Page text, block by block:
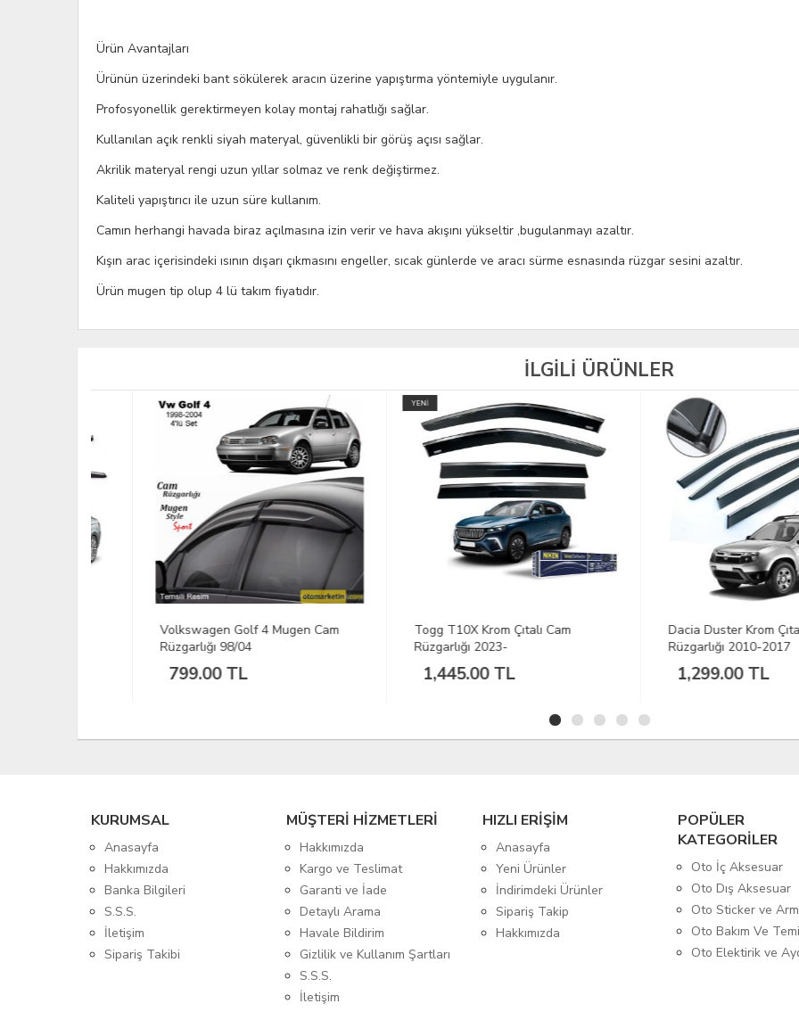
Ürün Avantajları
Ürünün üzerindeki bant sökülerek aracın üzerine yapıştırma yöntemiyle uygulanır.
Profosyonellik gerektirmeyen kolay montaj rahatlığı sağlar.
Kullanılan açık renkli siyah materyal, güvenlikli bir görüş açısı sağlar.
Akrilik materyal rengi uzun yıllar solmaz ve renk değiştirmez.
Kaliteli yapıştırıcı ile uzun süre kullanım.
Camın herhangi havada biraz açılmasına izin verir ve hava akışını yükseltir ,bugulanmayı azaltır.
Kışın arac içerisindeki ısının dışarı çıkmasını engeller, sıcak günlerde ve aracı sürme esnasında rüzgar sesini azaltır.
Ürün mugen tip olup 4 lü takım fiyatıdır.
İLGİLİ ÜRÜNLER
Volkswagen Golf 4 Mugen Cam
Rüzgarlığı 98/04
799.00 TL
Togg T10X Krom Çıtalı Cam
Rüzgarlığı 2023-
1,445.00 TL
Dacia Duster Krom Çıtalı Cam
Rüzgarlığı 2010-2017
1,299.00 TL
KURUMSAL
Anasayfa
Hakkımızda
Banka Bilgileri
S.S.S.
İletişim
Sipariş Takibi
MÜŞTERİ HİZMETLERİ
Hakkımızda
Kargo ve Teslimat
Garanti ve İade
Detaylı Arama
Havale Bildirim
Gizlilik ve Kullanım Şartları
S.S.S.
İletişim
HIZLI ERİŞİM
Anasayfa
Yeni Ürünler
İndirimdeki Ürünler
Sipariş Takip
Hakkımızda
POPÜLER
KATEGORİLER
Oto İç Aksesuar
Oto Dış Aksesuar
Oto Sticker ve
Oto Bakım Ve
Oto Elektirik ve